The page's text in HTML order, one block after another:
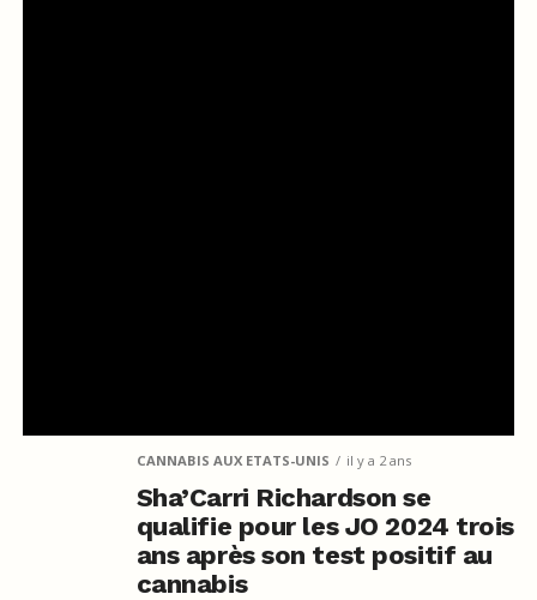
CANNABIS AUX ETATS-UNIS il y a 2 ans
Sha’Carri Richardson se
qualifie pour les JO 2024 trois
ans après son test positif au
cannabis